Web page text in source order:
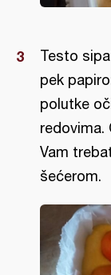
Testo
pek
polutke
redovima.
Vam
šećerom.